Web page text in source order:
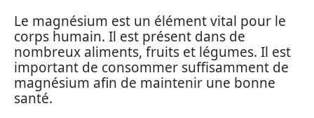
Le magnésium est un élément vital pour le
corps humain. Il est présent dans de
nombreux aliments, fruits et légumes. Il est
important de consommer suffisamment de
magnésium afin de maintenir une bonne
santé.